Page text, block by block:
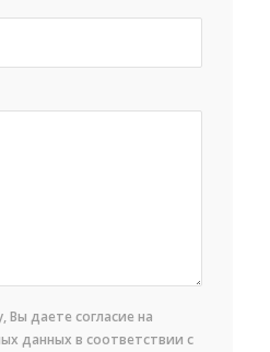
Вы даете согласие на
данных в соответствии с